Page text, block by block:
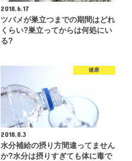
2018.6.17
ツバメが巣立つまでの期間はどれ
くらい?巣立ってからは何処にい
る?
健康
2018.8.3
水分補給の摂り方間違ってません
か?水分は摂りすぎても体に毒で